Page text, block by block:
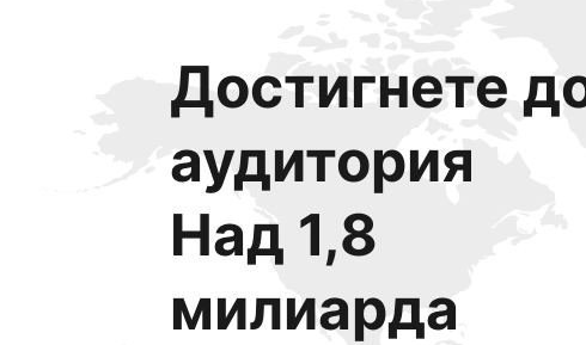
Достигнете
аудитория
Над 1,8
милиарда